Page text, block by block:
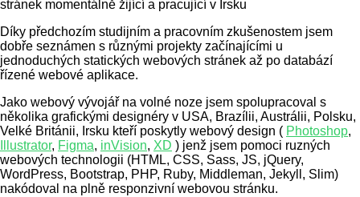
stránek momentálně žijící a pracující v Irsku
Díky předchozím studijním a pracovním zkušenostem jsem
dobře seznámen s různými projekty začínajícími u
jednoduchých statických webových stránek až po databází
řízené webové aplikace.
Jako webový vývojář na volné noze jsem spolupracoval s
několika grafickými designéry v USA, Brazílii, Austrálii, Polsku,
Velké Británii, Irsku kteří poskytly webový design ( Photoshop,
Illustrator, Figma, inVision, XD ) jenž jsem pomoci ruzných
webových technologii (HTML, CSS, Sass, JS, jQuery,
WordPress, Bootstrap, PHP, Ruby, Middleman, Jekyll, Slim)
nakódoval na plně responzivní webovou stránku.